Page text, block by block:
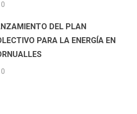
0
DEL PLAN
PARA LA ENERGÍA EN
0